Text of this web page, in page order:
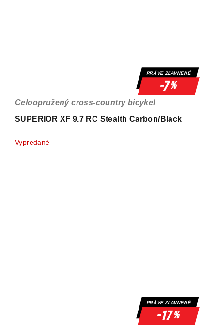
PRÁVE ZĽAVNENÉ
-7%
SUPERIOR XF 9.7 RC Stealth Carbon/Black
Celoopružený cross-country bicykel
Vypredané
PRÁVE ZĽAVNENÉ
-17%